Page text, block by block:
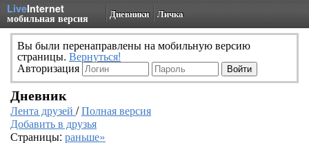
LiveInternet
мобильная версия Дневники Личка
Вы были перенаправлены на мобильную версию
страницы. Вернуться!
Авторизация
Дневник
Лента друзей /Полная версия
Добавить в друзья
Страницы: раньше»